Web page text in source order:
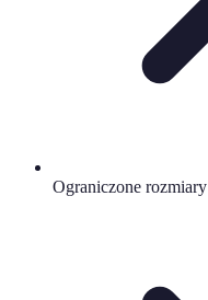
Ograniczone rozmiary